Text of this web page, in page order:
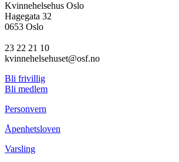
Kvinnehelsehus Oslo
Hagegata 32
0653 Oslo
23 22 21 10
kvinnehelsehuset@osf.no
Bli frivillig
Bli medlem
Personvern
Åpenhetsloven
Varsling